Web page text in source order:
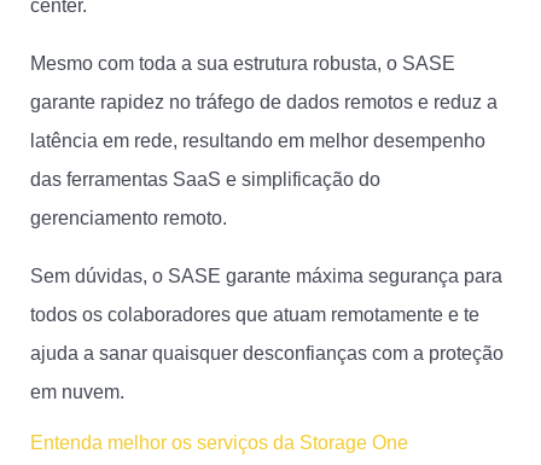
center.
Mesmo com toda a sua estrutura robusta, o SASE
garante rapidez no tráfego de dados remotos e reduz a
latência em rede, resultando em melhor desempenho
das ferramentas SaaS e simplificação do
gerenciamento remoto.
Sem dúvidas, o SASE garante máxima segurança para
todos os colaboradores que atuam remotamente e te
ajuda a sanar quaisquer desconfianças com a proteção
em nuvem.
Entenda melhor os serviços da Storage One